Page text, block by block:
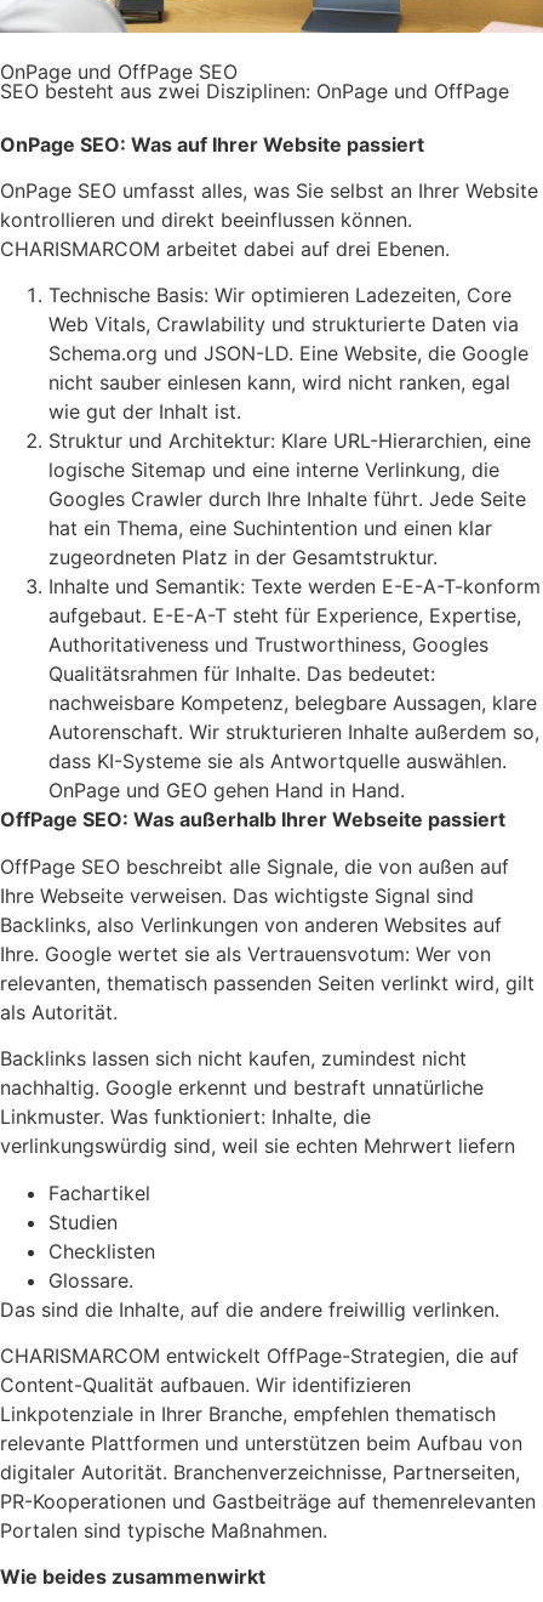
OnPage und OffPage SEO
SEO besteht aus zwei Disziplinen: OnPage und OffPage
OnPage SEO: Was auf Ihrer Website passiert
OnPage SEO umfasst alles, was Sie selbst an Ihrer Website
kontrollieren und direkt beeinflussen können.
CHARISMARCOM arbeitet dabei auf drei Ebenen.
Technische Basis: Wir optimieren Ladezeiten, Core
Web Vitals, Crawlability und strukturierte Daten via
Schema.org und JSON-LD. Eine Website, die Google
nicht sauber einlesen kann, wird nicht ranken, egal
wie gut der Inhalt ist.
Struktur und Architektur: Klare URL-Hierarchien, eine
logische Sitemap und eine interne Verlinkung, die
Googles Crawler durch Ihre Inhalte führt. Jede Seite
hat ein Thema, eine Suchintention und einen klar
zugeordneten Platz in der Gesamtstruktur.
Inhalte und Semantik: Texte werden E-E-A-T-konform
aufgebaut. E-E-A-T steht für Experience, Expertise,
Authoritativeness und Trustworthiness, Googles
Qualitätsrahmen für Inhalte. Das bedeutet:
nachweisbare Kompetenz, belegbare Aussagen, klare
Autorenschaft. Wir strukturieren Inhalte außerdem so,
dass KI-Systeme sie als Antwortquelle auswählen.
OnPage und GEO gehen Hand in Hand.
OffPage SEO: Was außerhalb Ihrer Webseite passiert
OffPage SEO beschreibt alle Signale, die von außen auf
Ihre Webseite verweisen. Das wichtigste Signal sind
Backlinks, also Verlinkungen von anderen Websites auf
Ihre. Google wertet sie als Vertrauensvotum: Wer von
relevanten, thematisch passenden Seiten verlinkt wird, gilt
als Autorität.
Backlinks lassen sich nicht kaufen, zumindest nicht
nachhaltig. Google erkennt und bestraft unnatürliche
Linkmuster. Was funktioniert: Inhalte, die
verlinkungswürdig sind, weil sie echten Mehrwert liefern
Fachartikel
Studien
Checklisten
Glossare.
Das sind die Inhalte, auf die andere freiwillig verlinken.
CHARISMARCOM entwickelt OffPage-Strategien, die auf
Content-Qualität aufbauen. Wir identifizieren
Linkpotenziale in Ihrer Branche, empfehlen thematisch
relevante Plattformen und unterstützen beim Aufbau von
digitaler Autorität. Branchenverzeichnisse, Partnerseiten,
PR-Kooperationen und Gastbeiträge auf themenrelevanten
Portalen sind typische Maßnahmen.
Wie beides zusammenwirkt